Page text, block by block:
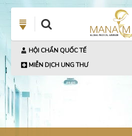
HỘI CHẨN QUỐC TẾ
MIỄN DỊCH UNG THƯ